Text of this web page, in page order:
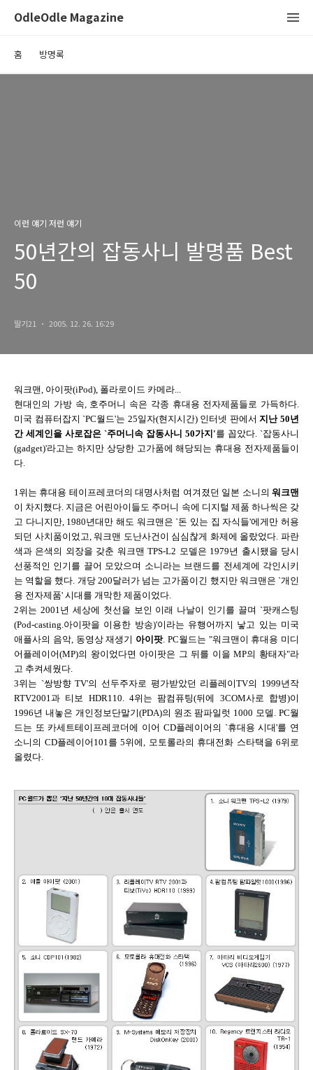
OdleOdle Magazine
홈 방명록
이런 얘기 저런 얘기
50년간의 잡동사니 발명품 Best
50
딸기21 2005. 12. 26. 16:29
워크맨, 아이팟(iPod), 폴라로이드 카메라...
현대인의 가방 속, 호주머니 속은 각종 휴대용 전자제품들로 가득하다.
미국 컴퓨터잡지 `PC월드'는 25일자(현지시간) 인터넷 판에서지난 50년
간 세계인을 사로잡은 `주머니속 잡동사니 50가지'를 꼽았다. `잡동사니
(gadget)'라고는 하지만 상당한 고가품에 해당되는 휴대용 전자제품들이
다.
1위는 휴대용 테이프레코더의 대명사처럼 여겨졌던 일본 소니의 워크맨
이 차지했다. 지금은 어린아이들도 주머니 속에 디지털 제품 하나씩은 갖
고 다니지만, 1980년대만 해도 워크맨은 `돈 있는 집 자식들'에게만 허용
되던 사치품이었고, 워크맨 도난사건이 심심찮게 화제에 올랐었다. 파란
색과 은색의 외장을 갖춘 워크맨 TPS-L2 모델은 1979년 출시됐을 당시
선풍적인 인기를 끌어 모았으며 소니라는 브랜드를 전세계에 각인시키
는 역할을 했다. 개당 200달러가 넘는 고가품이긴 했지만 워크맨은 `개인
용 전자제품' 시대를 개막한 제품이었다.
2위는 2001년 세상에 첫선을 보인 이래 나날이 인기를 끌며 `팟캐스팅
(Pod-casting.아이팟을 이용한 방송)'이라는 유행어까지 낳고 있는 미국
애플사의 음악, 동영상 재생기 아이팟. PC월드는 "워크맨이 휴대용 미디
어플레이어(MP)의 왕이었다면 아이팟은 그 뒤를 이을 MP의 황태자"라
고 추켜세웠다.
3위는 `쌍방향 TV'의 선두주자로 평가받았던 리플레이TV의 1999년작
RTV2001과 티보 HDR110. 4위는 팜컴퓨팅(뒤에 3COM사로 합병)이
1996년 내놓은 개인정보단말기(PDA)의 원조 팜파일럿 1000 모델. PC월
드는 또 카세트테이프레코더에 이어 CD플레이어의 `휴대용 시대'를 연
소니의 CD플레이어101를 5위에, 모토롤라의 휴대전화 스타택을 6위로
올렸다.